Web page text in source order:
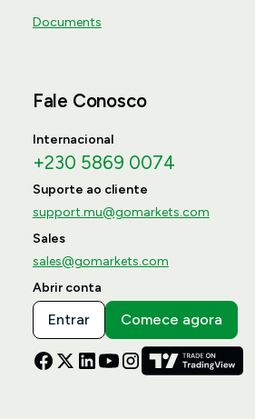
Documents
Fale Conosco
Internacional
+230 5869 0074
Suporte ao cliente
support.mu@gomarkets.com
Sales
sales@gomarkets.com
Abrir conta
Entrar Comece agora